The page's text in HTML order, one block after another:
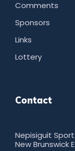
Comments
Sponsors
Links
Lottery
Contact
Nepisiguit
New Brunswick